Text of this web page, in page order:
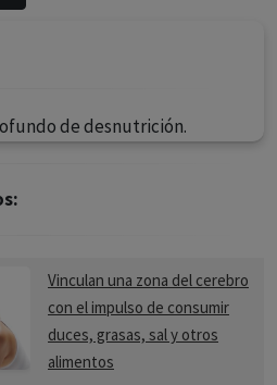
de desnutrición.
Vinculan una zona del cerebro
con el impulso de consumir
duces, grasas, sal y otros
alimentos